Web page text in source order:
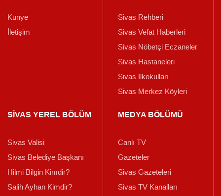
Künye
İletişim
Sivas Rehberi
Sivas Vefat Haberleri
Sivas Nöbetçi Eczaneler
Sivas Hastaneleri
Sivas İlkokulları
Sivas Merkez Köyleri
SİVAS YEREL BÖLÜM
Sivas Valisi
Sivas Belediye Başkanı
Hilmi Bilgin Kimdir?
Salih Ayhan Kimdir?
MEDYA BÖLÜMÜ
Canlı TV
Gazeteler
Sivas Gazeteleri
Sivas TV Kanalları